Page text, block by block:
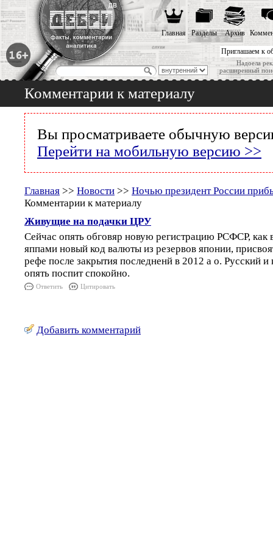
Приглашаем к
Надоела
расширенный
Главная Разделы Архив
Комментарии к материалу
Вы просматриваете обычную
Перейти на мобильную версию >>
Главная >> Новости >> Ночью президент России
Комментарии к материалу
Живущие на подачки ЦРУ
Сейчас опять обговяр новую регистрацию РСФСР, как
яппами новый код валюты из резервов японии,
рефе после закрытия последненй в 2012 а о. Русский и
опять поспит спокойно.
Ответить Цитировать
Добавить комментарий